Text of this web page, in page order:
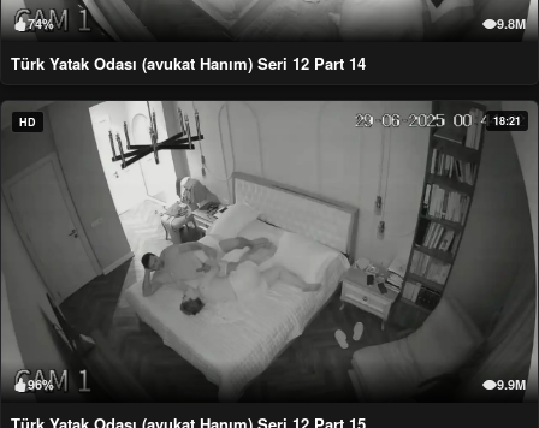
74% 9.8M
Türk Yatak Odası (avukat Hanım) Seri 12 Part 14
HD 18:21
96% 9.9M